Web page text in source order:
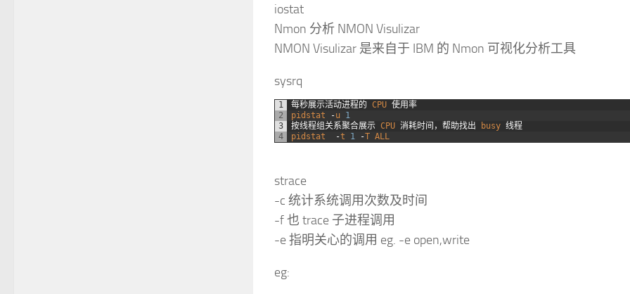
iostat
Nmon 分析 NMON Visulizar
NMON Visulizar 是来自于 IBM 的 Nmon 可视化分析工具
sysrq
1
2
3
4
每秒展示活动进程的 CPU 使用率
pidstat
-u 1
按线程组关系聚合展示 CPU 消耗时间，帮助找出 busy 线程
pidstat
-t 1 -T ALL
strace
-c 统计系统调用次数及时间
-f 也 trace 子进程调用
-e 指明关心的调用 eg. -e open,write
eg: